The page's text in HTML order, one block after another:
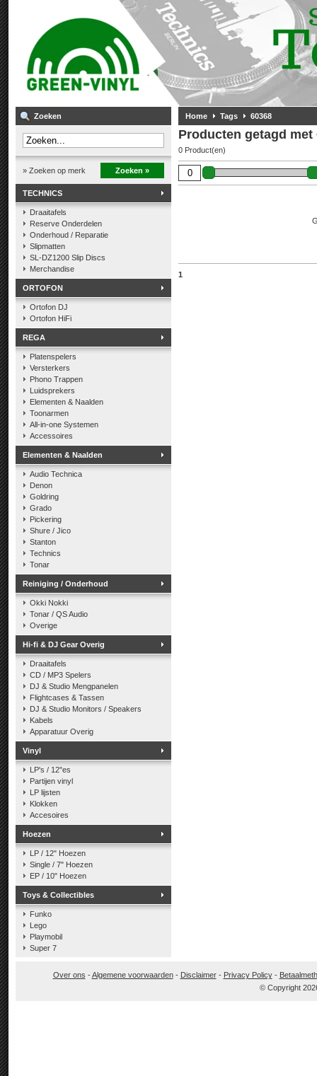
Zoeken
» Zoeken op merk Zoeken »
TECHNICS
Draaitafels
Reserve Onderdelen
Onderhoud / Reparatie
Slipmatten
SL-DZ1200 Slip Discs
Merchandise
ORTOFON
Ortofon DJ
Ortofon HiFi
REGA
Platenspelers
Versterkers
Phono Trappen
Luidsprekers
Elementen & Naalden
Toonarmen
All-in-one Systemen
Accessoires
Elementen & Naalden
Audio Technica
Denon
Goldring
Grado
Pickering
Shure / Jico
Stanton
Technics
Tonar
Reiniging / Onderhoud
Okki Nokki
Tonar / QS Audio
Overige
Hi-fi & DJ Gear Overig
Draaitafels
CD / MP3 Spelers
DJ & Studio Mengpanelen
Flightcases & Tassen
DJ & Studio Monitors / Speakers
Kabels
Apparatuur Overig
Vinyl
LP's / 12"es
Partijen vinyl
LP lijsten
Klokken
Accesoires
Hoezen
LP / 12" Hoezen
Single / 7" Hoezen
EP / 10" Hoezen
Toys & Collectibles
Funko
Lego
Playmobil
Super 7
Home Tags 60368
Producten getagd met
0 Product(en)
1
Over ons -Algemene voorwaarden- Disclaimer- Privacy Policy-
© Copyright